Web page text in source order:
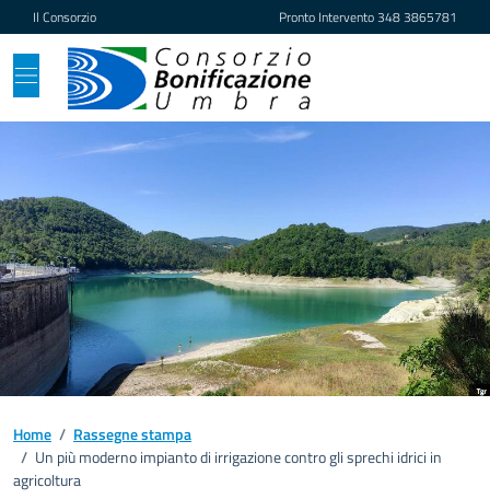
Vai ai contenuti
Vai al footer
Il Consorzio Pronto Intervento348 3865781
Home / Rassegne stampa
/ Un più moderno impianto di irrigazione contro gli sprechi idrici in
agricoltura